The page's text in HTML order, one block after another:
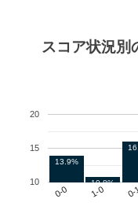
スコア状況別
0-0 1-0 0-
10
15
20
13.9%
10.8%